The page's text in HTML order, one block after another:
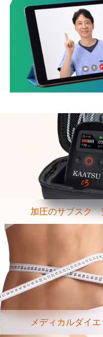
加圧のサブスク
メディカルダイ